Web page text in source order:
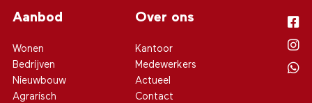
Aanbod
Wonen
Bedrijven
Nieuwbouw
Agrarisch
Over ons
Kantoor
Medewerkers
Actueel
Contact